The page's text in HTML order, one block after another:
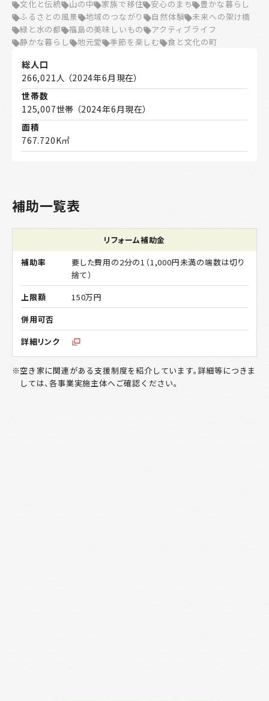
文化と伝統 山の中 家族で移住 安心のまち
豊かな暮らし
ふるさとの風景
地域のつながり 自然体験
未来への架け橋
緑と水の都
福島の美味しいもの
アクティブライフ
静かな暮らし
地元愛 季節を楽しむ 食と文化の町
総人口
266,021人 （2024年6月現在）
世帯数
125,007世帯 （2024年6月現在）
面積
767.720K㎡
補助一覧表
リフォーム補助金
要した費用の2分の1（1,000円未満の端数は切り
捨て）
150万円
空き家に関連がある支援制度を紹介しています。詳細等につきま
しては、各事業実施主体へご確認ください。